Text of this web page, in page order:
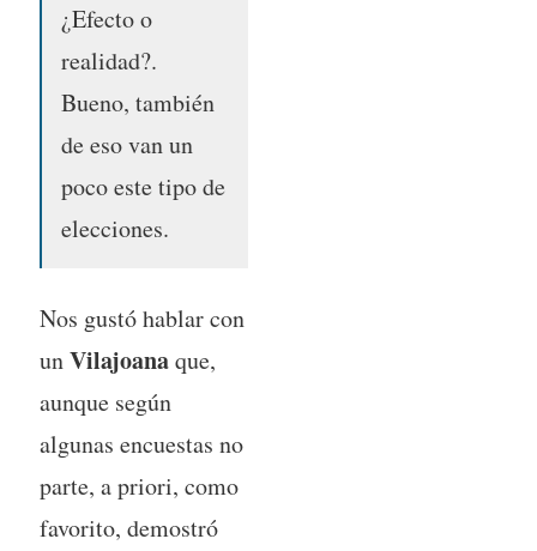
¿Efecto o
realidad?.
Bueno, también
de eso van un
poco este tipo de
elecciones.
Nos gustó hablar con
unVilajoanaque,
aunque según
algunas encuestas no
parte, a priori, como
favorito, demostró